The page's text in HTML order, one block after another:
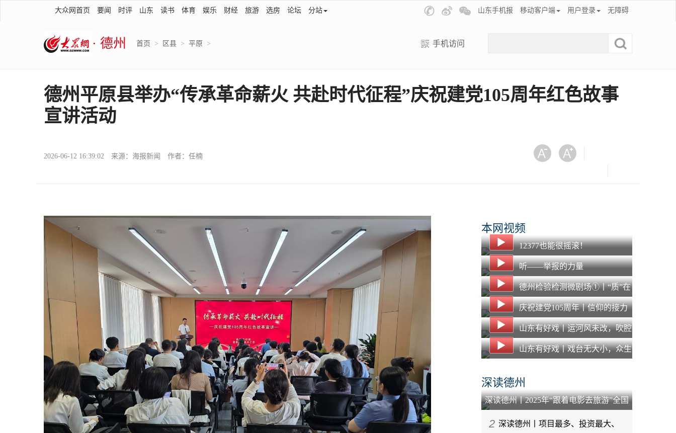
大众网首页 要闻 时评 山东 读书 体育 娱乐 财经 旅游 选房 论坛 分站 山东手机报 移动客户端 用户登录 无障碍
· 德州 首页 > 区县 > 平原 > 手机访问
德州平原县举办“传承革命薪火 共赴时代征程”庆祝建党105周年红色故事
宣讲活动
2026-06-12 16:39:02 来源：海报新闻 作者：任楠
本网视频
12377也能很摇滚！
听——举报的力量
德州检验检测微剧场①丨“质”在
必得，“惠”企纾困 德州NQI一站
式平台打通质量服务“最后一公
里”
庆祝建党105周年丨信仰的接力
山东有好戏丨运河风未改，吹腔
声犹在：在“主角”之外，看见另
山东有好戏丨戏台无大小，众生
艺路
深读德州
深读德州丨2025年“跟着电影去旅游”全国
启动仪式为何选择在乐陵举行？
2 深读德州丨项目最多、投资最大、